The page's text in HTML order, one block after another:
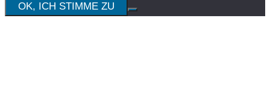
OK, ICH STIMME ZU